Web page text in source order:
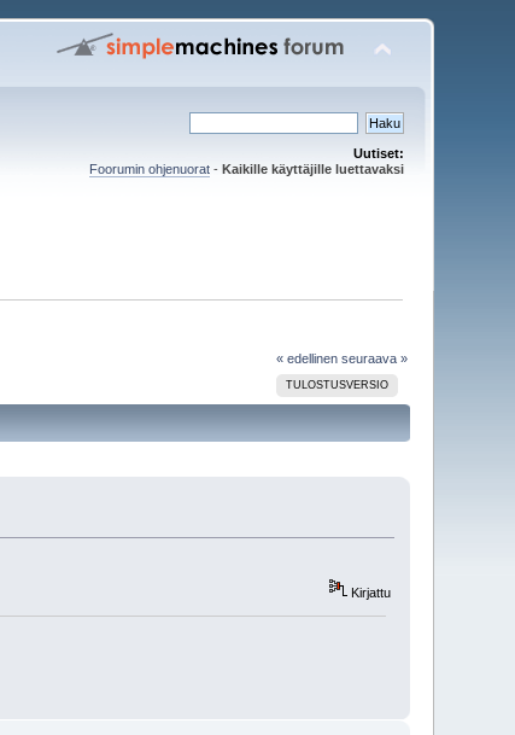
Uutiset:
Foorumin ohjenuorat- Kaikille käyttäjille luettavaksi
« edellinen seuraava »
TULOSTUSVERSIO
Kirjattu